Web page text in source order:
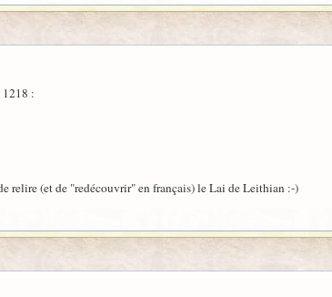
1218 :
relire (et de "redécouvrir" en français) le Lai de Leithian :-)